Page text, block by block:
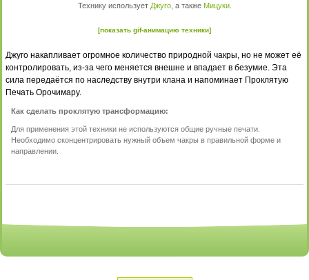
Технику использует Джуго, а также Мицуки.
[показать gif-анимацию техники]
Джуго накапливает огромное количество природной чакры, но не может её
контролировать, из-за чего меняется внешне и впадает в безумие. Эта
сила передаётся по наследству внутри клана и напоминает Проклятую
Печать Орочимару.
Как сделать проклятую трансформацию:
Для применения этой техники не используются общие ручные печати.
Необходимо сконцентрировать нужный объем чакры в правильной форме и
направлении.